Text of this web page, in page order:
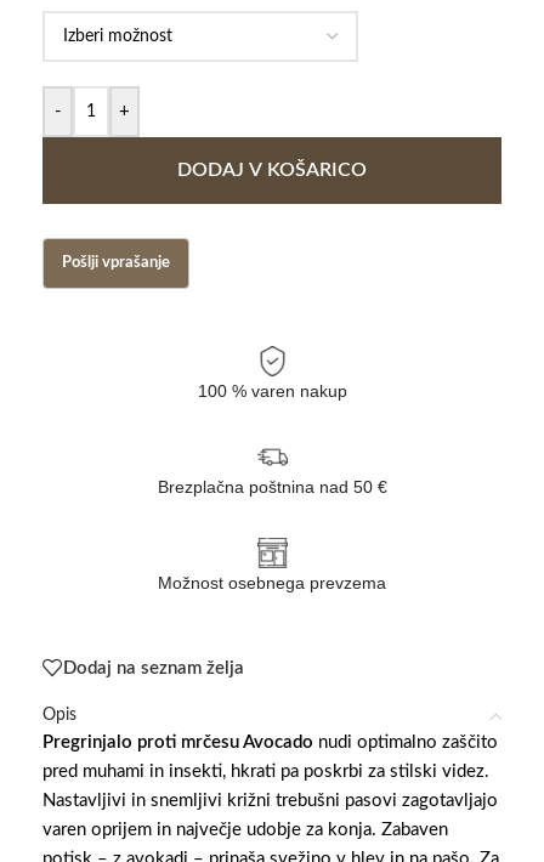
- +
DODAJ V KOŠARICO
100 % varen nakup
Brezplačna poštnina nad 50 €
Možnost osebnega prevzema
Dodaj na seznam želja
Opis
Pregrinjalo proti mrčesu Avocado nudi optimalno zaščito
pred muhami in insekti, hkrati pa poskrbi za stilski videz.
Nastavljivi in snemljivi križni trebušni pasovi zagotavljajo
varen oprijem in največje udobje za konja. Zabaven